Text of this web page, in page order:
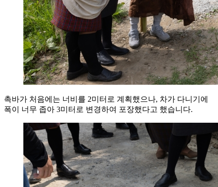
촉바가 처음에는 너비를 2미터로 계획했으나, 차가 다니기에
폭이 너무 좁아 3미터로 변경하여 포장했다고 했습니다.